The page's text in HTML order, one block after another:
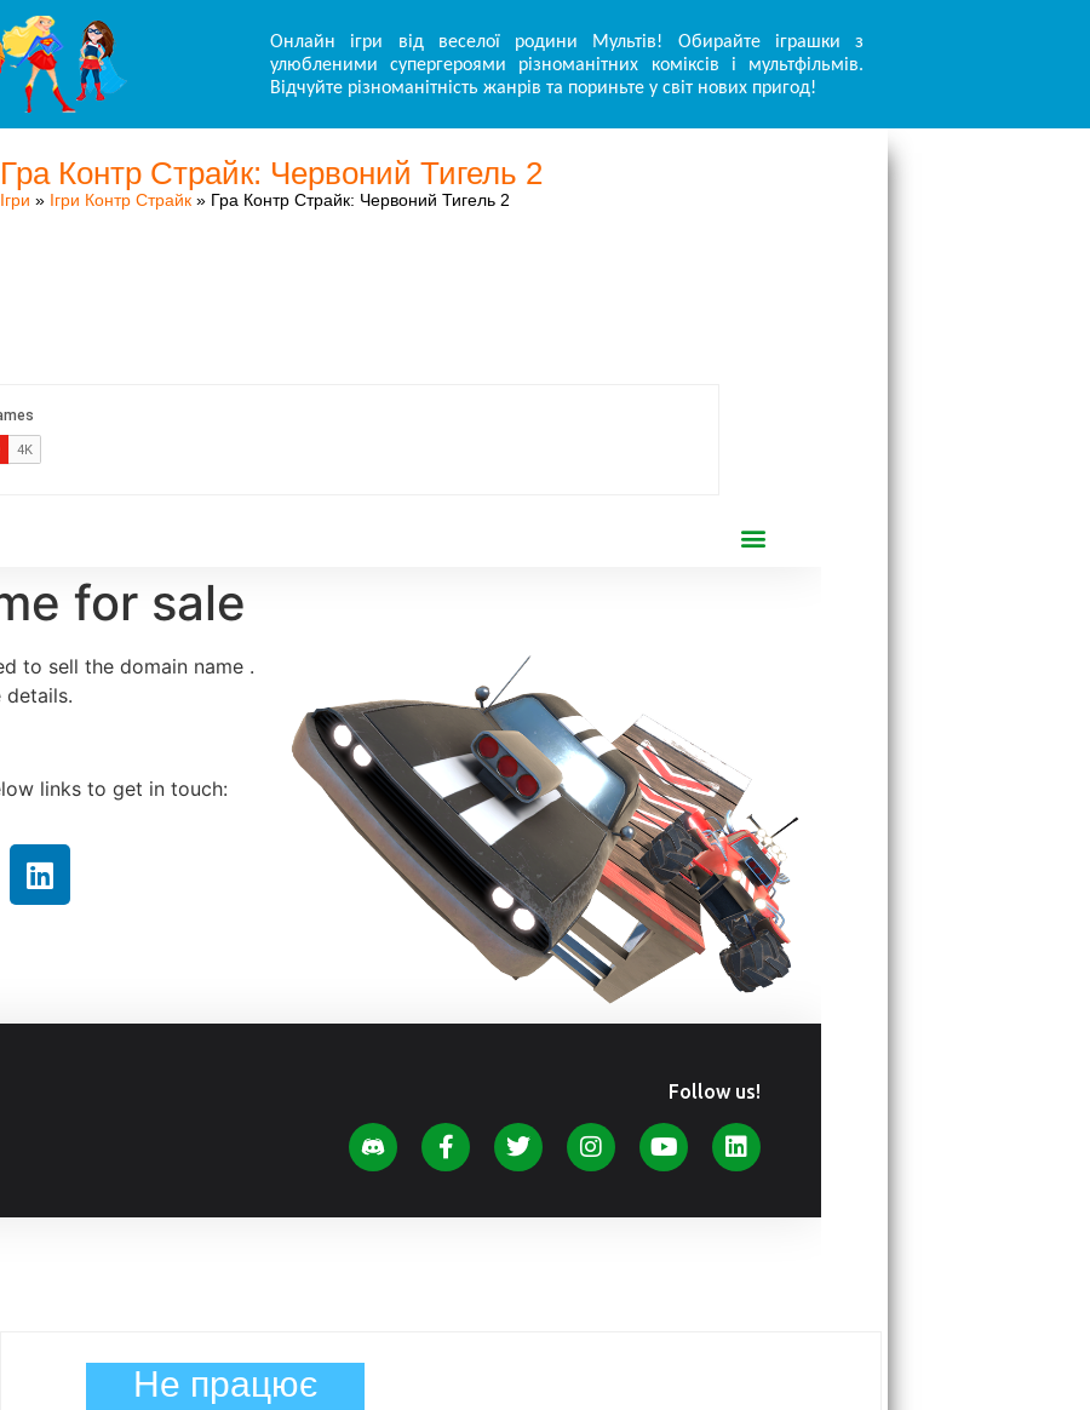
Онлайн ігри від веселої родини Мультів! Обирайте іграшки з
улюбленими супергероями різноманітних коміксів і мультфільмів.
Відчуйте різноманітність жанрів та пориньте у світ нових пригод!
Гра Контр Страйк: Червоний Тигель 2
Ігри » Ігри Контр Страйк » Гра Контр Страйк: Червоний Тигель 2
Не працює